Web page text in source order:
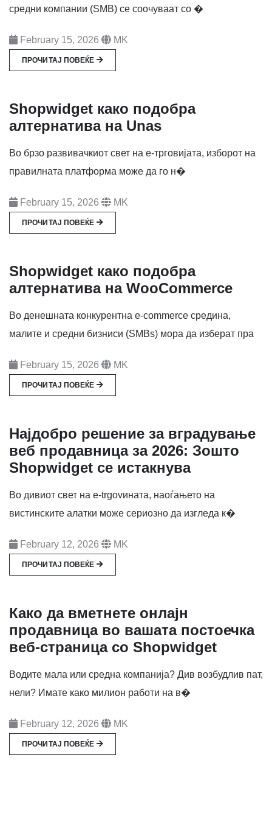
средни компании (SMB) се соочуваат со �
February 15, 2026 MK
ПРОЧИТАЈ ПОВЕЌЕ
Shopwidget како подобра
алтернатива на Unas
Во брзо развивачкиот свет на е-трговијата, изборот на
правилната платформа може да го н�
February 15, 2026 MK
ПРОЧИТАЈ ПОВЕЌЕ
Shopwidget како подобра
алтернатива на WooCommerce
Во денешната конкурентна e-commerce средина,
малите и средни бизниси (SMBs) мора да изберат пра
February 15, 2026 MK
ПРОЧИТАЈ ПОВЕЌЕ
Најдобро решение за вградување
веб продавница за 2026: Зошто
Shopwidget се истакнува
Во дивиот свет на e-trgovината, наоѓањето на
вистинските алатки може сериозно да изгледа к�
February 12, 2026 MK
ПРОЧИТАЈ ПОВЕЌЕ
Како да вметнете онлајн
продавница во вашата постоечка
веб-страница со Shopwidget
Водите мала или средна компанија? Див возбудлив пат,
нели? Имате како милион работи на в�
February 12, 2026 MK
ПРОЧИТАЈ ПОВЕЌЕ